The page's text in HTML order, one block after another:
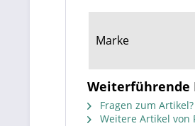
Marke
Weiterführende
Fragen zum Artikel?
Weitere Artikel von